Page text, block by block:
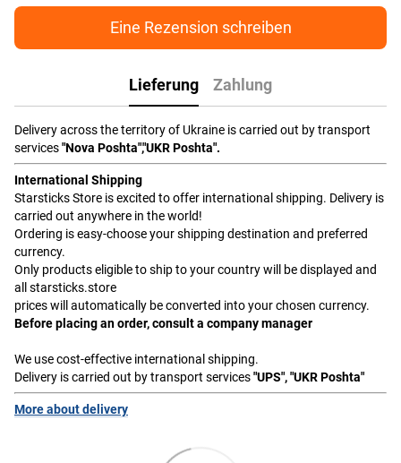
Eine Rezension schreiben
Lieferung Zahlung
Delivery across the territory of Ukraine is carried out by transport
services"Nova Poshta","UKR Poshta".
International Shipping
Starsticks Store is excited to offer international shipping. Delivery is
carried out anywhere in the world!
Ordering is easy-choose your shipping destination and preferred
currency.
Only products eligible to ship to your country will be displayed and
all starsticks.store
prices will automatically be converted into your chosen currency.
Before placing an order, consult a company manager
We use cost-effective international shipping.
Delivery is carried out by transport services"UPS", "UKR Poshta"
More about delivery